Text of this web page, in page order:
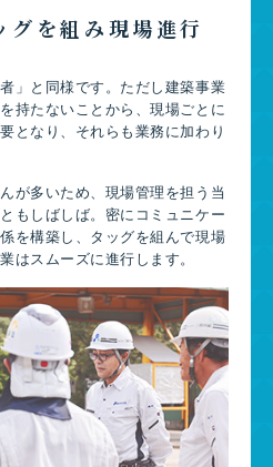
グを組み現場進行
」と同様です。ただし建築事業
持たないことから、現場ごとに
となり、それらも業務に加わり
が多いため、現場管理を担う当
もしばしば。密にコミュニケー
を構築し、タッグを組んで現場
はスムーズに進行します。